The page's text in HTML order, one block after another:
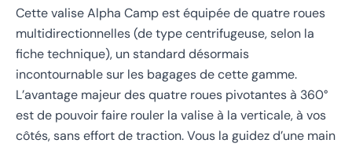
Cette valise Alpha Camp est équipée de quatre roues
multidirectionnelles (de type centrifugeuse, selon la
fiche technique), un standard désormais
incontournable sur les bagages de cette gamme.
L’avantage majeur des quatre roues pivotantes à 360°
est de pouvoir faire rouler la valise à la verticale, à vos
côtés, sans effort de traction. Vous la guidez d’une main